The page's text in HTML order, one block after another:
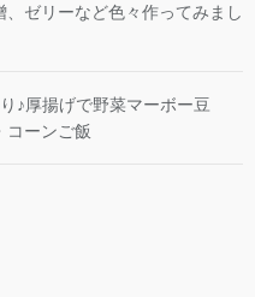
ゼリーなど色々作ってみまし
♪厚揚げで野菜マーボー豆
コーンご飯